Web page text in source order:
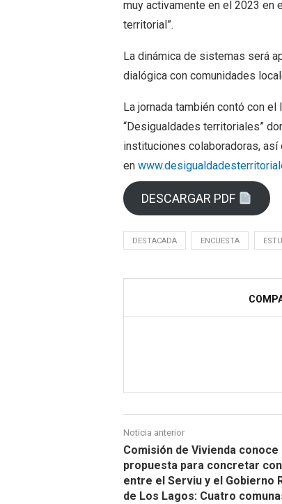
muy activamente en el 2023 en
territorial”.
La dinámica de sistemas será
dialógica con comunidades
La jornada también contó con
“Desigualdades territoriales”
instituciones colaboradoras,
en
DESCARGAR PDF
DESTACADA ENCUESTA
Noticia anterior
Comisión de Vivienda conoce
propuesta para concretar
entre el Serviu y el Gobierno
de Los Lagos: Cuatro